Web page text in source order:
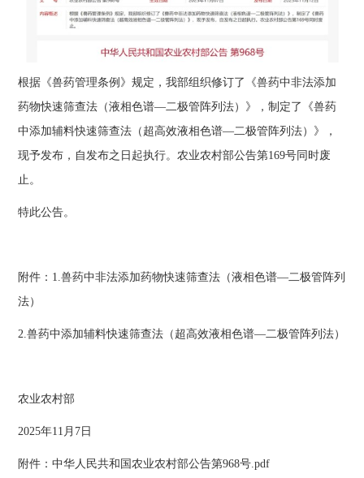
根据《兽药管理条例》规定，我部组织修订了《兽药中非法添加
药物快速筛查法（液相色谱—二极管阵列法）》，制定了《兽药
中添加辅料快速筛查法（超高效液相色谱—二极管阵列法）》，
现予发布，自发布之日起执行。农业农村部公告第169号同时废
止。
特此公告。
附件：1.兽药中非法添加药物快速筛查法（液相色谱—二极管阵列
法）
2.兽药中添加辅料快速筛查法（超高效液相色谱—二极管阵列法）
农业农村部
2025年11月7日
附件：中华人民共和国农业农村部公告第968号.pdf